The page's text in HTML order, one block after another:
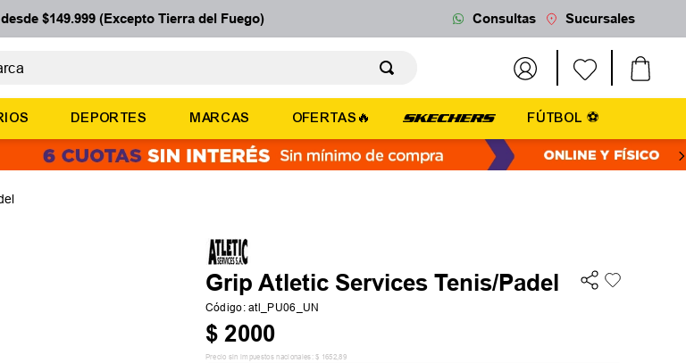
$149.999 (Excepto Tierra del Fuego) Consultas Sucursales
DEPORTES MARCAS OFERTAS🔥 FÚTBOL ⚽
Grip Atletic Services Tenis/Padel
Código:atl_PU06_UN
$ 2000
Precio sin impuestos nacionales: $ 1652,89